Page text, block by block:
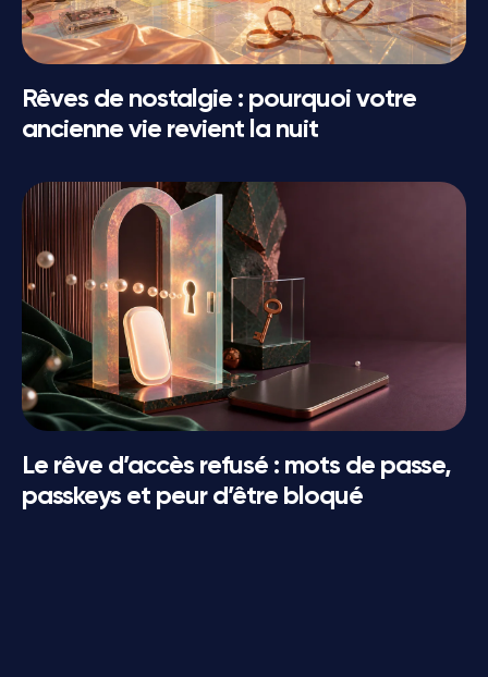
Rêves de nostalgie : pourquoi votre
ancienne vie revient la nuit
Le rêve d’accès refusé : mots de passe,
passkeys et peur d’être bloqué